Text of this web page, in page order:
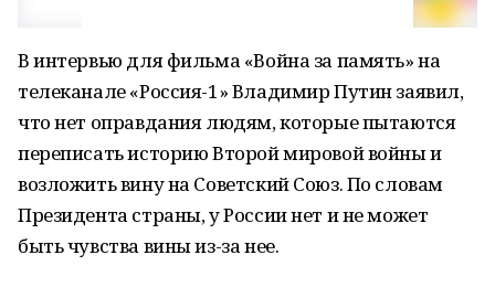
В интервью для фильма «Война за память» на
телеканале «Россия-1» Владимир Путин заявил,
что нет оправдания людям, которые пытаются
переписать историю Второй мировой войны и
возложить вину на Советский Союз. По словам
Президента страны, у России нет и не может
быть чувства вины из-за нее.